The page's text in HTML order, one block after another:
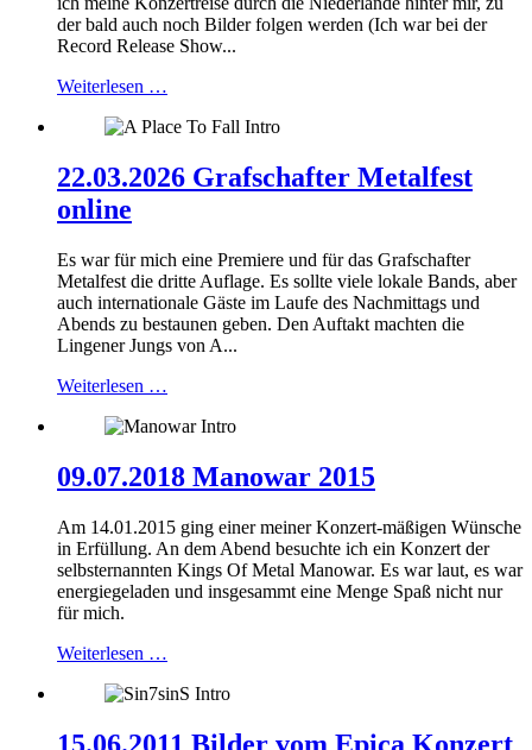
der bald auch noch Bilder folgen werden (Ich war bei der
Record Release Show...
Weiterlesen …
22.03.2026 Grafschafter Metalfest
online
Es war für mich eine Premiere und für das Grafschafter
Metalfest die dritte Auflage. Es sollte viele lokale Bands, aber
auch internationale Gäste im Laufe des Nachmittags und
Abends zu bestaunen geben. Den Auftakt machten die
Lingener Jungs von A...
Weiterlesen …
09.07.2018 Manowar 2015
Am 14.01.2015 ging einer meiner Konzert-mäßigen Wünsche
in Erfüllung. An dem Abend besuchte ich ein Konzert der
selbsternannten Kings Of Metal Manowar. Es war laut, es war
energiegeladen und insgesammt eine Menge Spaß nicht nur
für mich.
Weiterlesen …
15.06.2011 Bilder vom Epica Konzert